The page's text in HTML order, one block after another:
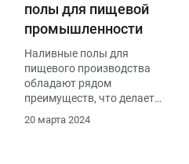
полы для пищевой
промышленности
Наливные полы для
пищевого производства
обладают рядом
преимуществ, что делает
для помещений.
20 марта 2024